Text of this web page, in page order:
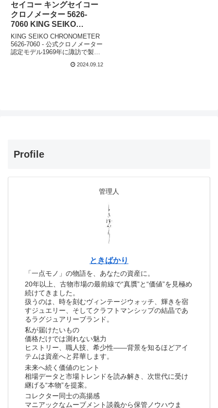
セイコー キングセイコー
クロノメーター 5626-
7060 KING SEIKO
CHRONOMETER
KING SEIKO CHRONOMETER
5626-7060 - 公式クロノメーター
認定モデル1969年に諏訪で製造
1972年製の「セイコー キングセ
2024.09.12
Profile
管理人
ときばかり
「一点モノ」の物語を、あなたの資産に。
20年以上、古物市場の最前線で“真贋”と“価値”を見極め
続けてきました。
扱うのは、時を刻むヴィンテージウォッチ、輝きを宿
すジュエリー、そしてクラフトマンシップの結晶であ
るラグジュアリーブランド。
私が届けたいもの
価格だけでは測れない魅力
ヒストリー、職人技、希少性――背景を知るほどアイ
テムは資産へと昇華します。
未来へ続く価値のヒント
相場データと市場トレンドを読み解き、次世代に受け
継げる“本物”を提案。
コレクター同士の高揚感
マニアックなムーブメント談義から保管ノウハウま